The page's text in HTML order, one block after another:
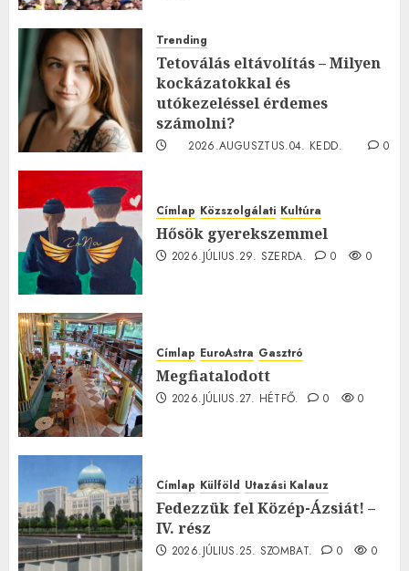
Trending
Tetoválás eltávolítás – Milyen
kockázatokkal és
utókezeléssel érdemes
számolni?
2026.AUGUSZTUS.04. KEDD.
0
Címlap Közszolgálati Kultúra
Hősök gyerekszemmel
2026.JÚLIUS.29. SZERDA. 0 0
Címlap EuroAstra Gasztró
Megfiatalodott
2026.JÚLIUS.27. HÉTFŐ. 0 0
Címlap Külföld Utazási Kalauz
Fedezzük fel Közép-Ázsiát! –
IV. rész
2026.JÚLIUS.25. SZOMBAT. 0 0